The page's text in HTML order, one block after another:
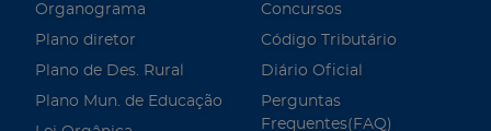
Organograma
Plano diretor
Plano de Des. Rural
Plano Mun. de Educação
Concursos
Código Tributário
Diário Oficial
Perguntas
Frequentes(FAQ)